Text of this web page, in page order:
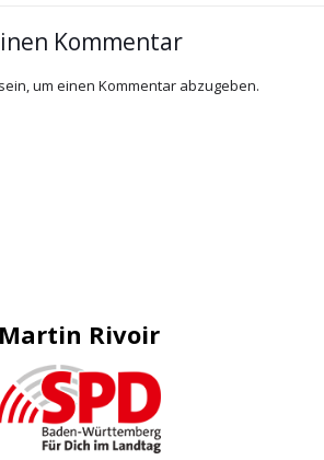
Kommentar
sein, um einen Kommentar abzugeben.
Martin Rivoir